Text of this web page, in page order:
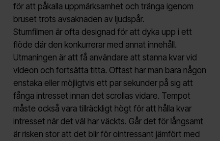
för att påkalla uppmärksamhet och tränga igenom
bruset trots avsaknaden av ljudspår.
Stumfilmen är ofta designad för att dyka upp i ett
flöde där den konkurrerar med annat innehåll.
Utmaningen är att få användare att stanna kvar vid
videon och fortsätta titta. Oftast har man bara någon
enstaka eller möjligtvis ett par sekunder på sig att
fånga intresset innan det scrollas vidare. Tempot
måste också vara tillräckligt högt för att hålla kvar
intresset när det väl har väckts. Går det för långsamt
är risken stor att det blir för ointressant jämfört med